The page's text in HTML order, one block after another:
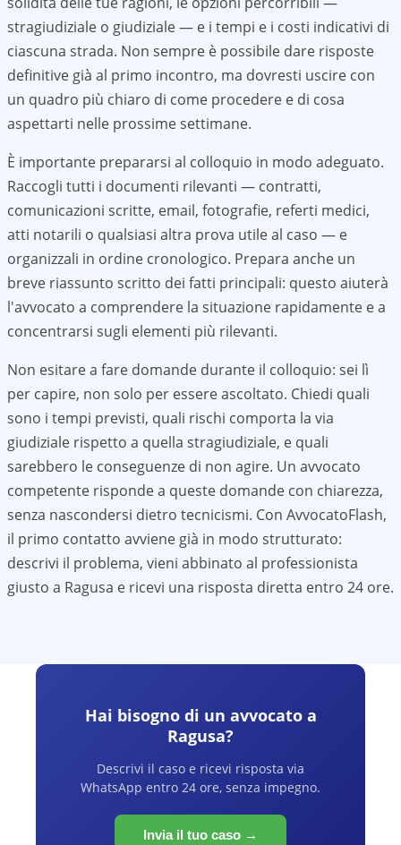
stragiudiziale o giudiziale — e i tempi e i costi indicativi di
ciascuna strada. Non sempre è possibile dare risposte
definitive già al primo incontro, ma dovresti uscire con
un quadro più chiaro di come procedere e di cosa
aspettarti nelle prossime settimane.
È importante prepararsi al colloquio in modo adeguato.
Raccogli tutti i documenti rilevanti — contratti,
comunicazioni scritte, email, fotografie, referti medici,
atti notarili o qualsiasi altra prova utile al caso — e
organizzali in ordine cronologico. Prepara anche un
breve riassunto scritto dei fatti principali: questo aiuterà
l'avvocato a comprendere la situazione rapidamente e a
concentrarsi sugli elementi più rilevanti.
Non esitare a fare domande durante il colloquio: sei lì
per capire, non solo per essere ascoltato. Chiedi quali
sono i tempi previsti, quali rischi comporta la via
giudiziale rispetto a quella stragiudiziale, e quali
sarebbero le conseguenze di non agire. Un avvocato
competente risponde a queste domande con chiarezza,
senza nascondersi dietro tecnicismi. Con AvvocatoFlash,
il primo contatto avviene già in modo strutturato:
descrivi il problema, vieni abbinato al professionista
giusto a Ragusa e ricevi una risposta diretta entro 24 ore.
Hai bisogno di un avvocato a
Ragusa?
Descrivi il caso e ricevi risposta via
WhatsApp entro 24 ore, senza impegno.
Invia il tuo caso →